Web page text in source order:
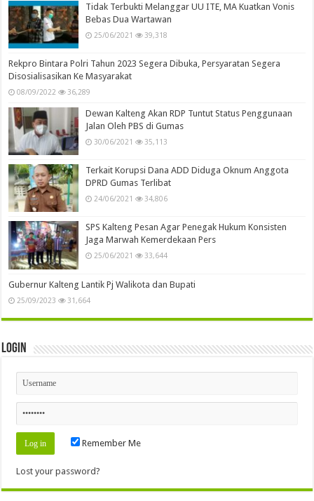
Tidak Terbukti Melanggar UU ITE, MA Kuatkan Vonis
Bebas Dua Wartawan
25/06/2021 39,318
Rekpro Bintara Polri Tahun 2023 Segera Dibuka, Persyaratan Segera
Disosialisasikan Ke Masyarakat
08/09/2022 36,289
Dewan Kalteng Akan RDP Tuntut Status Penggunaan
Jalan Oleh PBS di Gumas
30/06/2021 35,113
Terkait Korupsi Dana ADD Diduga Oknum Anggota
DPRD Gumas Terlibat
24/06/2021 34,806
SPS Kalteng Pesan Agar Penegak Hukum Konsisten
Jaga Marwah Kemerdekaan Pers
25/06/2021 33,644
Gubernur Kalteng Lantik Pj Walikota dan Bupati
25/09/2023 31,664
Login
Remember Me
Lost your password?